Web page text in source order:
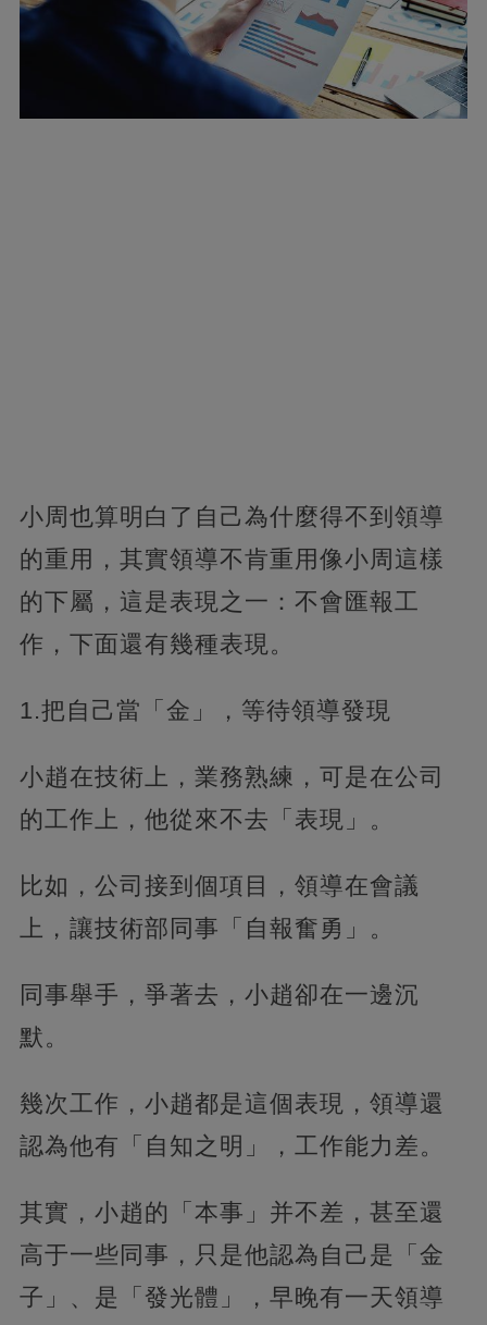
小周也算明白了自己為什麼得不到領導
的重用，其實領導不肯重用像小周這樣
的下屬，這是表現之一：不會匯報工
作，下面還有幾種表現。
1.把自己當「金」，等待領導發現
小趙在技術上，業務熟練，可是在公司
的工作上，他從來不去「表現」。
比如，公司接到個項目，領導在會議
上，讓技術部同事「自報奮勇」。
同事舉手，爭著去，小趙卻在一邊沉
默。
幾次工作，小趙都是這個表現，領導還
認為他有「自知之明」，工作能力差。
其實，小趙的「本事」并不差，甚至還
高于一些同事，只是他認為自己是「金
子」、是「發光體」，早晚有一天領導